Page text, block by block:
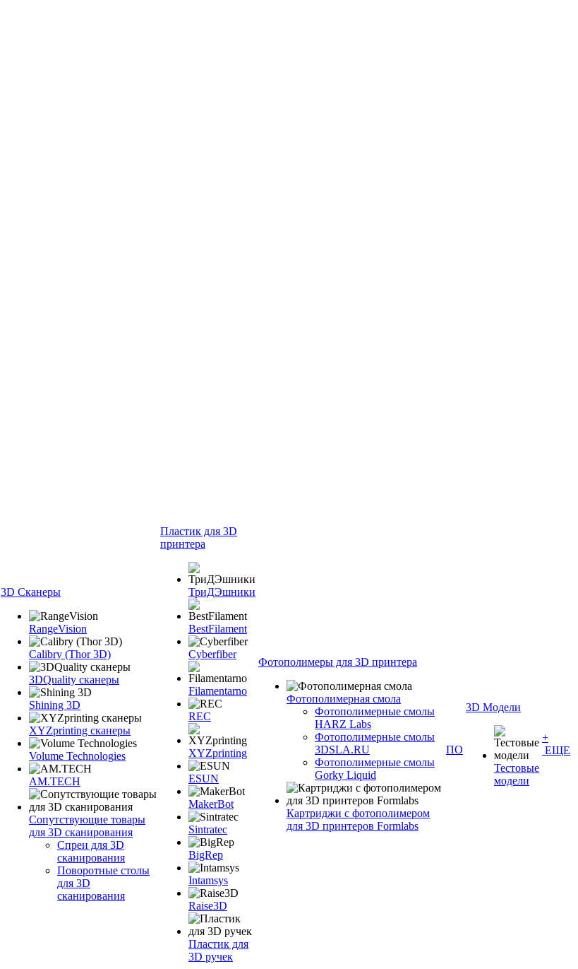
3D Сканеры
RangeVision
Calibry (Thor 3D)
3DQuality сканеры
Shining 3D
XYZprinting сканеры
Volume Technologies
AM.TECH
Сопутствующие товары
для 3D сканирования
Спреи для 3D
сканирования
Поворотные столы
для 3D
сканирования
Пластик для 3D
принтера
ТриДЭшники
BestFilament
Cyberfiber
Filamentarno
REC
XYZprinting
ESUN
MakerBot
Sintratec
BigRep
Intamsys
Raise3D
Пластик для
3D ручек
Фотополимеры для 3D принтера
Фотополимерная смола
Фотополимерные смолы
HARZ Labs
Фотополимерные смолы
3DSLA.RU
Фотополимерные смолы
Gorky Liquid
Картриджи с фотополимером
для 3D принтеров Formlabs
ПО
3D Модели
Тестовые
модели
+
ЕЩЕ